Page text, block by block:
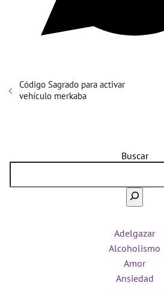
Código Sagrado para activar
vehículo merkaba
Buscar
Adelgazar
Alcoholismo
Amor
Ansiedad